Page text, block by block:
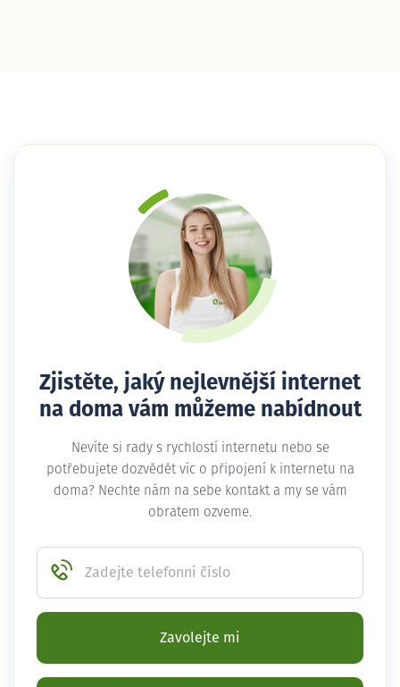
Zjistěte, jaký nejlevnější internet
na doma vám můžeme nabídnout
Nevíte si rady s rychlostí internetu nebo se
potřebujete dozvědět víc o připojení k internetu na
doma? Nechte nám na sebe kontakt a my se vám
obratem ozveme.
Zadejte telefonní číslo
Zavolejte mi